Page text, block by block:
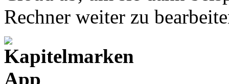
Rechner weiter zu